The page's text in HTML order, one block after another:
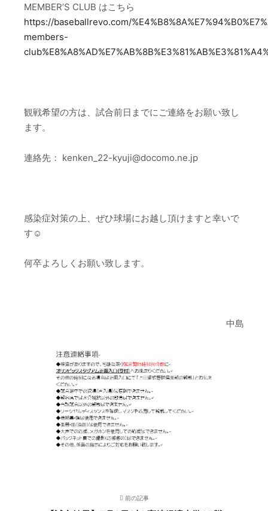
MEMBER’S CLUB はこちら
https://baseballrevo.com/
members-
観戦希望の方は、 試合前日までにご連絡をお願い致し
ます。
連絡先： kenken_22-kyuji@docomo.ne.jp
感染症対策の上、ぜひ球場にお越し頂けますと幸いで
す☺
何卒よろしくお願い致します。
中島
前の記事